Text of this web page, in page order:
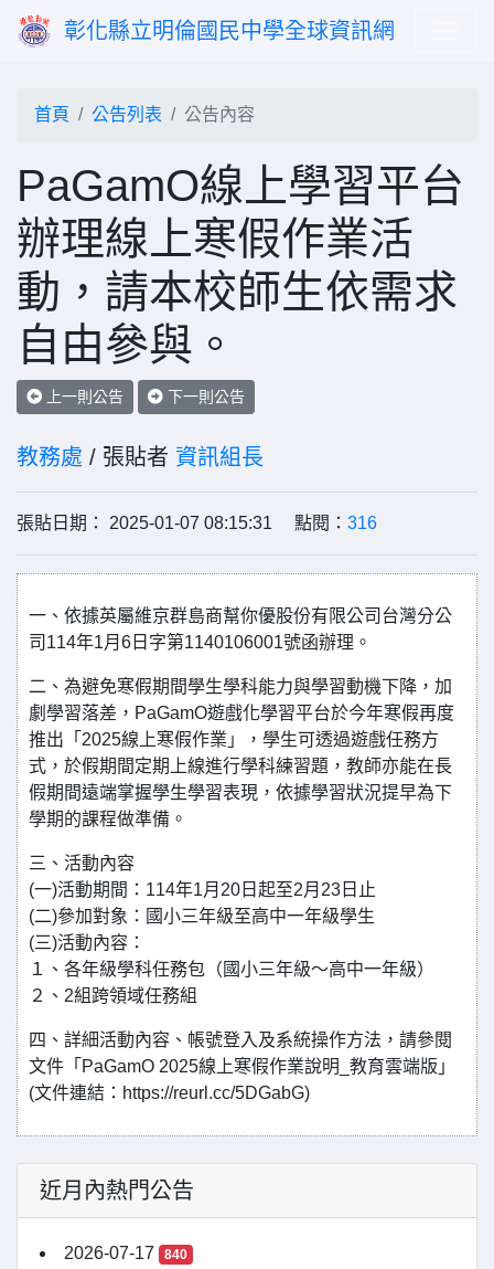
彰化縣立明倫國民中學全球資訊網
首頁 公告列表 公告內容
PaGamO線上學習平台
辦理線上寒假作業活
動，請本校師生依需求
自由參與。
上一則公告 下一則公告
教務處 / 張貼者 資訊組長
張貼日期： 2025-01-07 08:15:31 點閱： 316
一、依據英屬維京群島商幫你優股份有限公司台灣分公
司114年1月6日字第1140106001號函辦理。
二、為避免寒假期間學生學科能力與學習動機下降，加
劇學習落差，PaGamO遊戲化學習平台於今年寒假再度
推出「2025線上寒假作業」，學生可透過遊戲任務方
式，於假期間定期上線進行學科練習題，教師亦能在長
假期間遠端掌握學生學習表現，依據學習狀況提早為下
學期的課程做準備。
三、活動內容
(一)活動期間：114年1月20日起至2月23日止
(二)參加對象：國小三年級至高中一年級學生
(三)活動內容：
１、各年級學科任務包（國小三年級～高中一年級）
２、2組跨領域任務組
四、詳細活動內容、帳號登入及系統操作方法，請參閱
文件「PaGamO 2025線上寒假作業說明_教育雲端版」
(文件連結：https://reurl.cc/5DGabG)
近月內熱門公告
2026-07-17 840